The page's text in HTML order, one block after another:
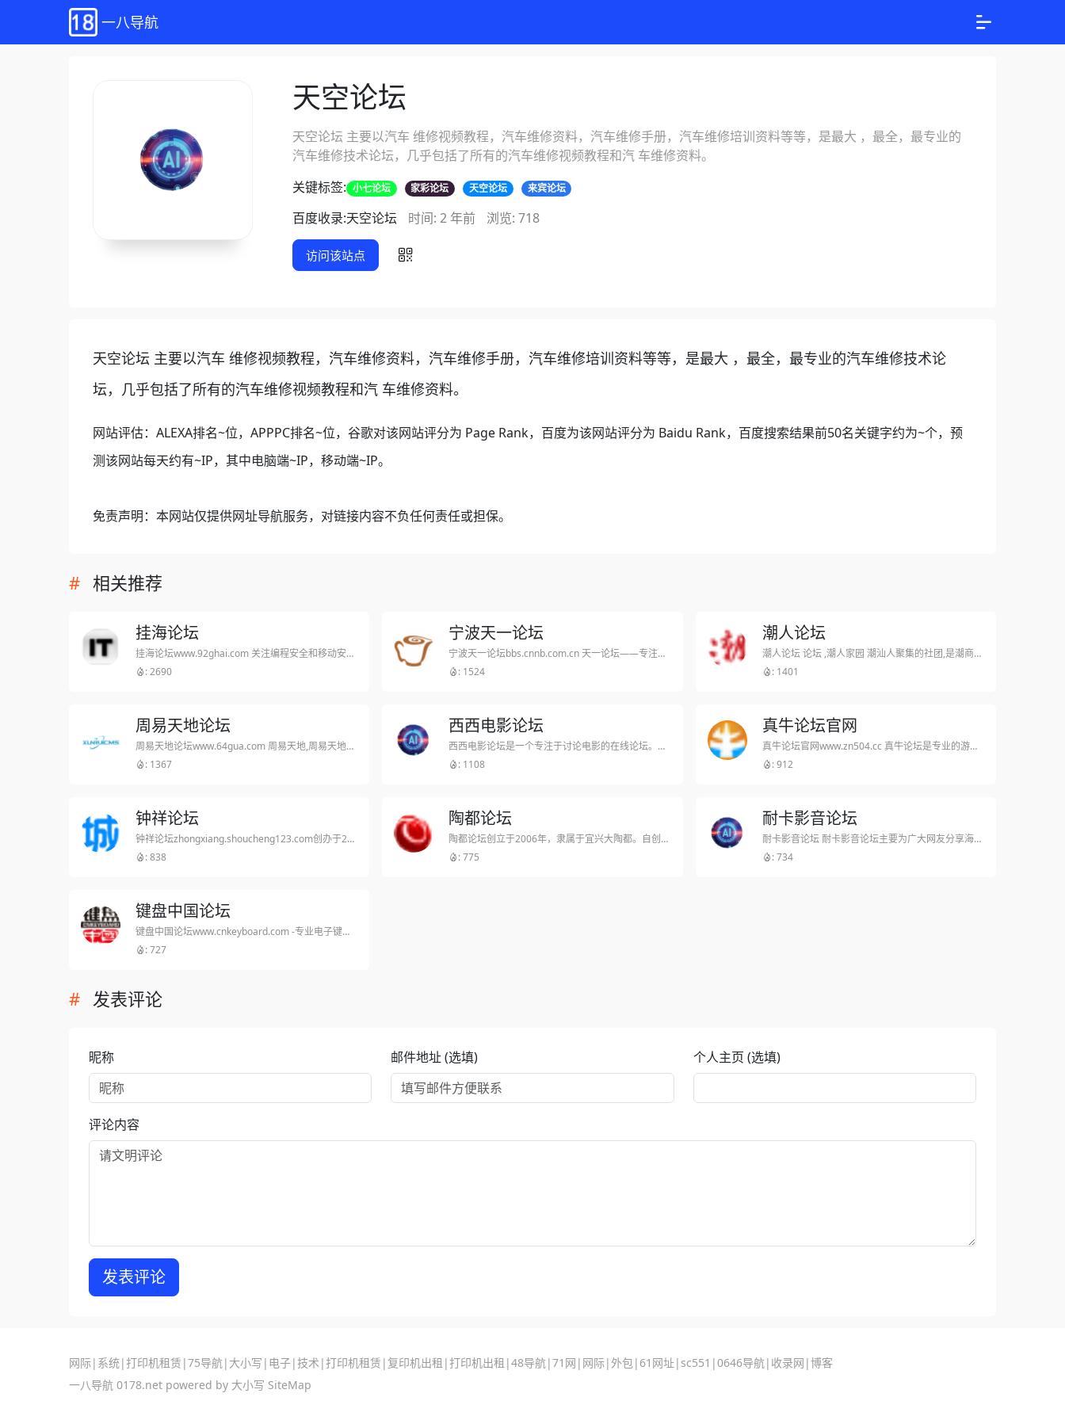
一八导航
天空论坛
天空论坛 主要以汽车 维修视频教程，汽车维修资料，汽车维修手册，汽车维修培训资料等等，是最大 ，最全，最专业的
汽车维修技术论坛，几乎包括了所有的汽车维修视频教程和汽 车维修资料。
关键标签: 小七论坛 家彩论坛 天空论坛 来宾论坛
百度收录:天空论坛 时间: 2 年前 浏览: 718
访问该站点
天空论坛 主要以汽车 维修视频教程，汽车维修资料，汽车维修手册，汽车维修培训资料等等，是最大 ，最全，最专业的汽车维修技术论
坛，几乎包括了所有的汽车维修视频教程和汽 车维修资料。
网站评估：ALEXA排名~位，APPPC排名~位，谷歌对该网站评分为 Page Rank，百度为该网站评分为 Baidu Rank，百度搜索结果前50名关键字约为~个，预
测该网站每天约有~IP，其中电脑端~IP，移动端~IP。
免责声明：本网站仅提供网址导航服务，对链接内容不负任何责任或担保。
相关推荐
挂海论坛
挂海论坛www.92ghai.com 关注编程安全和移动安全、程序调试与病毒分析的前沿领域，平台本身资源丰富，作为一个资源平台，为程序员及广大编程爱好者提供了一个氛围良好的交流与合作空间。
: 2690
宁波天一论坛
宁波天一论坛bbs.cnnb.com.cn 天一论坛——专注于宁波人的民声和民生 中国宁波网是宁波唯一一家官方新闻网站,旗下天一论坛于2001年成立后,十年间迅速成长为宁波人最喜爱的网上家园之一,网友用户包括公务员
: 1524
潮人论坛
潮人论坛 论坛 ,潮人家园 潮汕人聚集的社团,是潮商唯一官方网站,提供最新的潮汕新闻,潮汕美食
: 1401
周易天地论坛
周易天地论坛www.64gua.com 周易天地,周易天地内容包括:风水,易经,算命,占卜,取名,相术,算卦,免费算命,论坛,周易算命,周易预测,算命,电脑算命,免费在线算命,周公解梦,网上算命,星座算命,算命软件
: 1367
西西电影论坛
西西电影论坛是一个专注于讨论电影的在线论坛。用户可以在这里分享自己对电影的评价、推荐影片、讨论片中的情节、角色等话题。这个论坛也可能提供电影资讯、影评等
: 1108
真牛论坛官网
真牛论坛官网www.zn504.cc 真牛论坛是专业的游戏辅助工作室项目交流论坛,包含游戏辅助开发破解、游戏工作室项目交流、以及易语言、C/C++、按键精灵等外挂编程学习讨论
: 912
钟祥论坛
钟祥论坛zhongxiang.shoucheng123.com创办于2003年,是湖北钟祥领先的网络媒体,通过网站和手机APP为钟祥网民提供大量一手的钟祥本地新鲜事,深受钟祥网民喜爱!
: 838
陶都论坛
陶都论坛创立于2006年，隶属于宜兴大陶都。自创办以来本着“用户第一，拼搏创新，和谐务实”的经营宗旨，立足宜兴本地，通过论坛互动、情感交流、信息搜索等应用功能，为宜兴网友建立便捷有效的交流互动平台。
: 775
耐卡影音论坛
耐卡影音论坛 耐卡影音论坛主要为广大网友分享海量美剧影视、欧美影音、港台国产影音等相关信息,是耐卡网旗下美剧影视论坛 网站详细 耐卡影音论坛,为广大网友提供干净,平等,直接的互动美剧影视
: 734
键盘中国论坛
键盘中国论坛www.cnkeyboard.com -专业电子键盘乐器技术资源在线交流网站论坛!电子琴,电钢琴,电子钢琴,数码钢琴,合成器,编曲键盘演示价格性能评测基础入门教程视频分享,MIDI,曲谱音色风格节奏下载,钢琴谱下载,乐队总谱下载,YAMAHA,ROLAND,KORG,KURZWEIL,KAWAI,CASIO,NORD,美得理品牌
: 727
发表评论
昵称 邮件地址 (选填) 个人主页 (选填)
评论内容
发表评论
网际| 系统|打印机租赁 |75导航| 大小写 | 电子|技术 |打印机租赁 | 复印机出租 |打印机出租 |48导航|71网 | 网际|外包| 61网址| sc551 |0646导航| 收录网 |博客
一八导航 0178.net powered by 大小写 SiteMap